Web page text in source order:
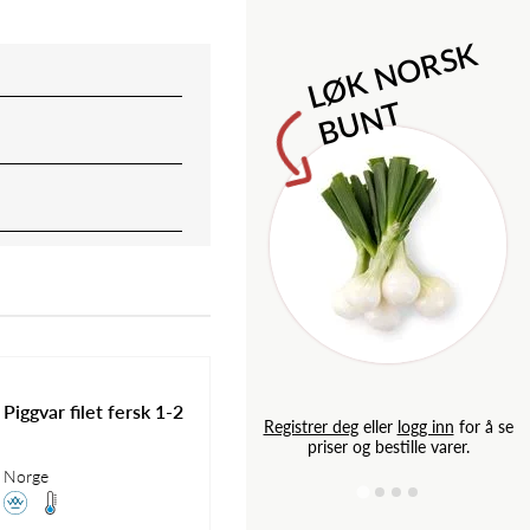
innfor å se
L
Ø
K
N
O
R
S
K
B
U
N
T
Registrer degeller logg inn for å se
priser og bestille varer.
Piggvar filet fersk 1-2
Norge